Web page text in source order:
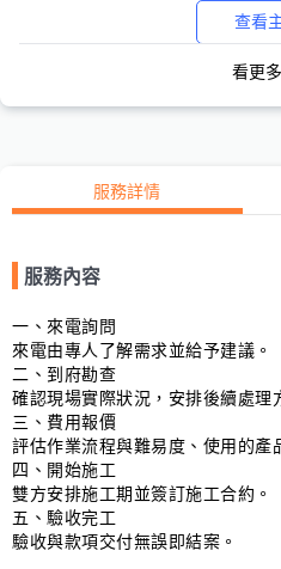
查看
看更多
服務詳情
服務內容
一、來電詢問
來電由專人了解需求並給予建議。
二、到府勘查
確認現場實際狀況，安排後續處理
三、費用報價
評估作業流程與難易度、使用的產
四、開始施工
雙方安排施工期並簽訂施工合約。
五、驗收完工
驗收與款項交付無誤即結案。